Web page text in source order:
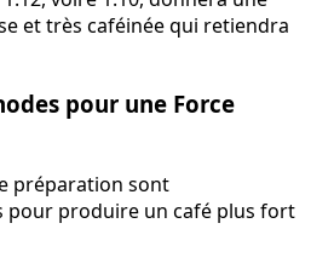
et très caféinée qui retiendra
pour une Force
préparation sont
pour produire un café plus fort